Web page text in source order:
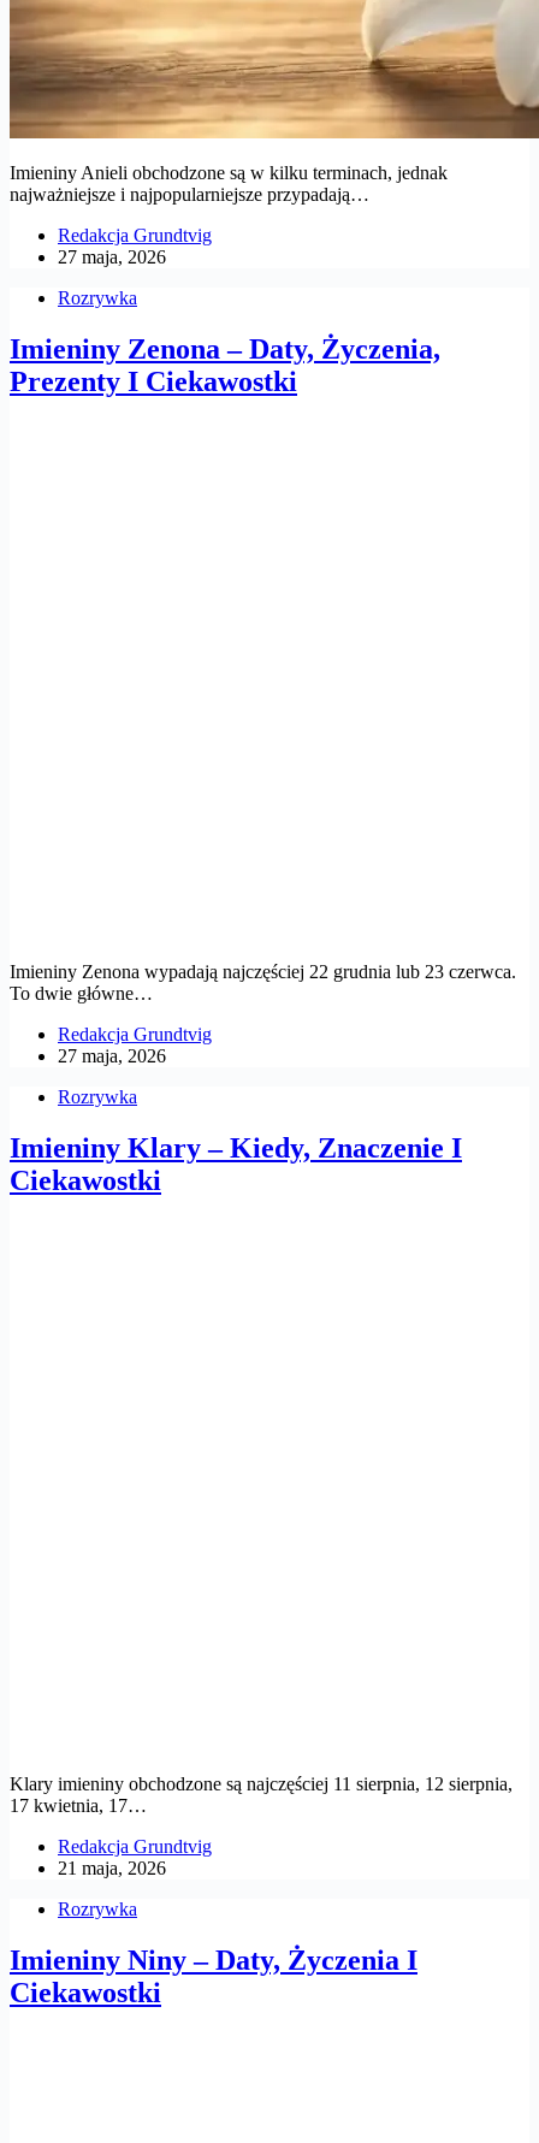
Imieniny Anieli obchodzone są w kilku terminach, jednak
najważniejsze i najpopularniejsze przypadają…
Redakcja Grundtvig
27 maja, 2026
Rozrywka
Imieniny Zenona – Daty, Życzenia,
Prezenty I Ciekawostki
Imieniny Zenona wypadają najczęściej 22 grudnia lub 23 czerwca.
To dwie główne…
Redakcja Grundtvig
27 maja, 2026
Rozrywka
Imieniny Klary – Kiedy, Znaczenie I
Ciekawostki
Klary imieniny obchodzone są najczęściej 11 sierpnia, 12 sierpnia,
17 kwietnia, 17…
Redakcja Grundtvig
21 maja, 2026
Rozrywka
Imieniny Niny – Daty, Życzenia I
Ciekawostki